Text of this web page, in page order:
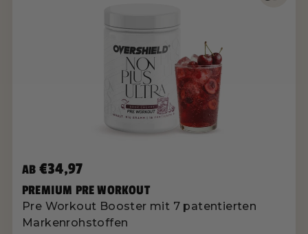
AB €34,97
PREMIUM PRE WORKOUT
Pre Workout Booster mit 7 patentierten
Markenrohstoffen